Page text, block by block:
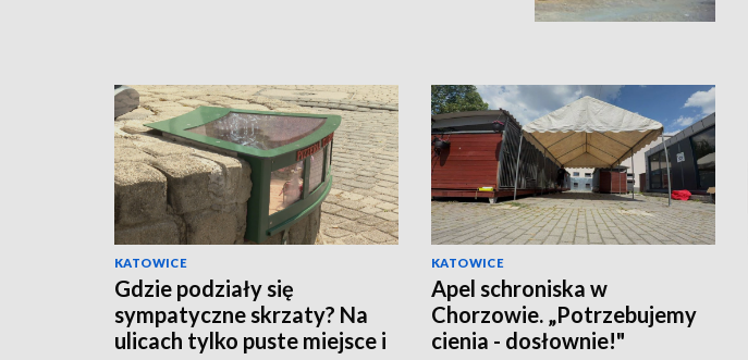
KATOWICE
Gdzie podziały się
sympatyczne skrzaty? Na
ulicach tylko puste miejsce i
KATOWICE
Apel schroniska w
Chorzowie. „Potrzebujemy
cienia - dosłownie!"